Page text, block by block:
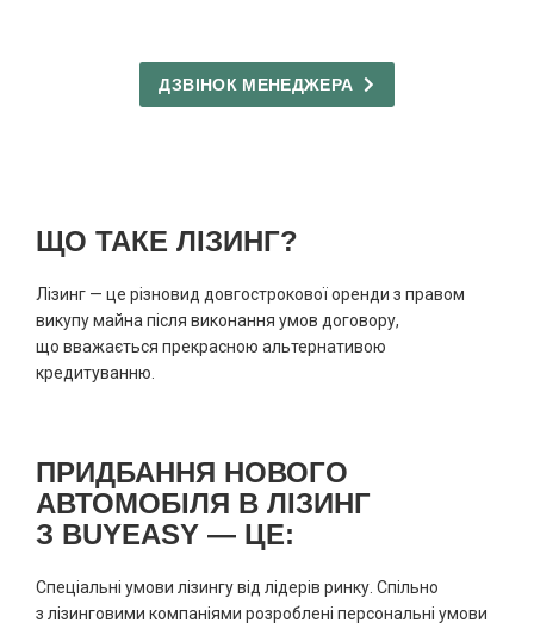
ДЗВІНОК МЕНЕДЖЕРА
ЩО ТАКЕ ЛІЗИНГ?
Лізинг — це різновид довгострокової оренди з правом
викупу майна після виконання умов договору,
що вважається прекрасною альтернативою
кредитуванню.
ПРИДБАННЯ НОВОГО
АВТОМОБІЛЯ В ЛІЗИНГ
З BUYEASY — ЦЕ:
Спеціальні умови лізингу від лідерів ринку. Спільно
з лізинговими компаніями розроблені персональні умови